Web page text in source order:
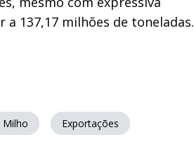
a 137,17 milhões de toneladas.
Milho Exportações